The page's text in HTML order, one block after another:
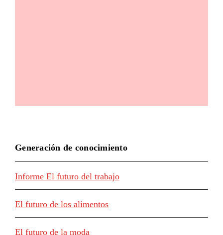
Generación de conocimiento
Informe El futuro del trabajo
El futuro de los alimentos
El futuro de la moda